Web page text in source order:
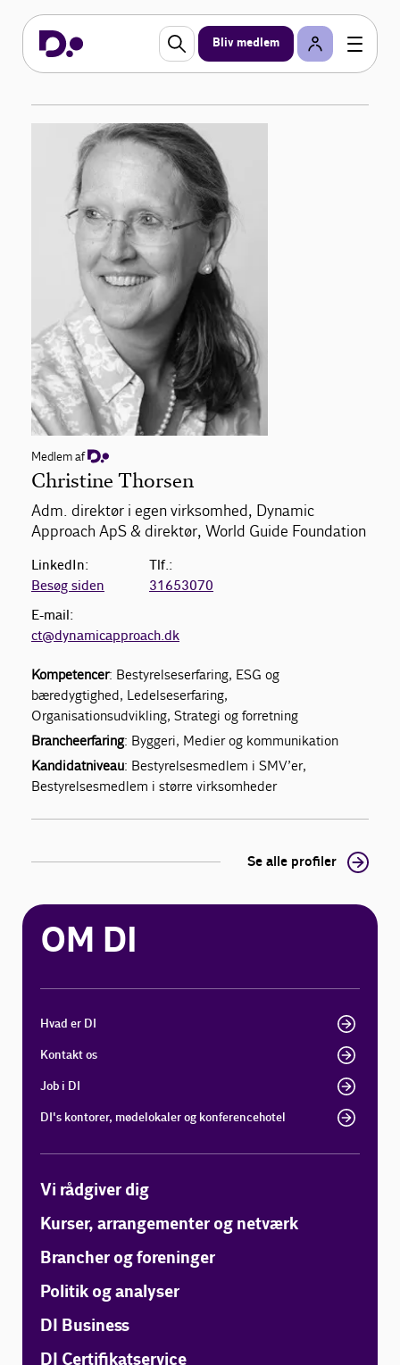
Bliv medlem
Medlem af
Christine Thorsen
Adm. direktør i egen virksomhed, Dynamic
Approach ApS & direktør, World Guide Foundation
LinkedIn:
Besøg siden
Tlf.:
31653070
E-mail:
ct@dynamicapproach.dk
Kompetencer: Bestyrelseserfaring, ESG og
bæredygtighed, Ledelseserfaring,
Organisationsudvikling, Strategi og forretning
Brancheerfaring: Byggeri, Medier og kommunikation
Kandidatniveau: Bestyrelsesmedlem i SMV’er,
Bestyrelsesmedlem i større virksomheder
Se alle profiler
OM DI
Hvad er DI
Kontakt os
Job i DI
DI's kontorer, mødelokaler og konferencehotel
Vi rådgiver dig
Kurser, arrangementer og netværk
Brancher og foreninger
Politik og analyser
DI Business
DI Certifikatservice